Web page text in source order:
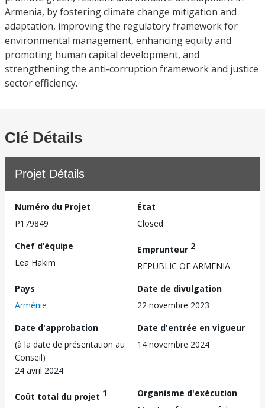
Armenia, by fostering climate change mitigation and
adaptation, improving the regulatory framework for
environmental management, enhancing equity and
promoting human capital development, and
strengthening the anti-corruption framework and justice
sector efficiency.
Clé Détails
Projet Détails
Numéro du Projet
P179849
État
Closed
Chef d’équipe
Lea Hakim
Emprunteur 2
REPUBLIC OF ARMENIA
Pays
Arménie
Date de divulgation
22 novembre 2023
Date d'approbation
(à la date de présentation au
Conseil)
24 avril 2024
Date d'entrée en vigueur
14 novembre 2024
Coût total du projet 1
Organisme d'exécution